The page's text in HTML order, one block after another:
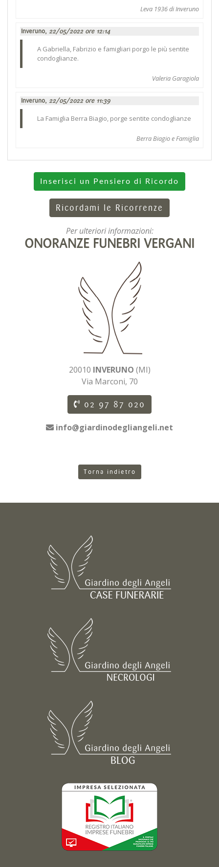
Leva 1936 di Inveruno
Inveruno, 22/05/2022 ore 12:14
A Gabriella, Fabrizio e famigliari porgo le più sentite
condoglianze.
Valeria Garagiola
Inveruno, 22/05/2022 ore 11:39
La Famiglia Berra Biagio, porge sentite condoglianze
Berra Biagio e Famiglia
Inserisci un Pensiero di Ricordo
Ricordami le Ricorrenze
Per ulteriori informazioni:
ONORANZE FUNEBRI VERGANI
20010 INVERUNO (MI)
Via Marconi, 70
02 97 87 020
info@giardinodegliangeli.net
Torna indietro